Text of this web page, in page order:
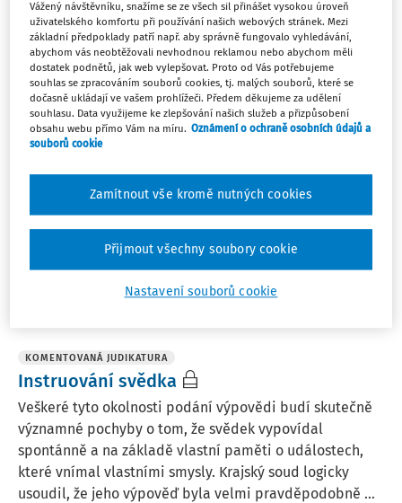
Vydáno:30. 8. 2024 1 minuta čtení
KOMENTOVANÁ JUDIKATURA
Správný okamžik provádění výslechů
Ke kontextu projednávané věci je vhodné doplnit, že je
důkazy a zjišťuje skutečnosti rozhodné pro správné
stanovení daně. Pozdější výslech svědka může
daňovému subjektu zajistit možnost pokládat přesnější
JUDr. Ing. Ondřej Lichnovský
1 minuta čtení
KOMENTOVANÁ JUDIKATURA
Instruování svědka
Veškeré tyto okolnosti podání výpovědi budí skutečně
významné pochyby o tom, že svědek vypovídal
spontánně a na základě vlastní paměti o událostech,
které vnímal vlastními smysly. Krajský soud logicky
usoudil, že jeho výpověď byla velmi pravděpodobně ...
Vážený návštěvníku, snažíme se ze všech sil přinášet vysokou úroveň
uživatelského komfortu při používání našich webových stránek. Mezi
základní předpoklady patří např. aby správně fungovalo vyhledávání,
abychom vás neobtěžovali nevhodnou reklamou nebo abychom měli
dostatek podnětů, jak web vylepšovat. Proto od Vás potřebujeme
souhlas se zpracováním souborů cookies, tj. malých souborů, které se
dočasně ukládají ve vašem prohlížeči. Předem děkujeme za udělení
souhlasu. Data využijeme ke zlepšování našich služeb a přizpůsobení
obsahu webu přímo Vám na míru. Oznámení o ochraně osobních údajů a
souborů cookie
Nastavení souborů cookie
Zamítnout vše kromě nutných cookies
Přijmout všechny soubory cookie